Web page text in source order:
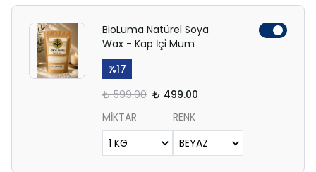
BioLuma Natürel Soya
Wax - Kap İçi Mum
%17
₺ 599.00 ₺ 499.00
MİKTAR
RENK